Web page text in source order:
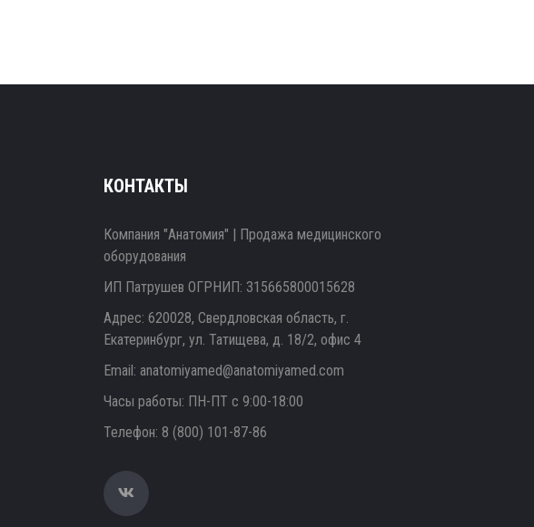
КОНТАКТЫ
Компания "Анатомия" | Продажа медицинского
оборудования
ИП Патрушев ОГРНИП: 315665800015628
Адрес: 620028, Свердловская область, г.
Екатеринбург, ул. Татищева, д. 18/2, офис 4
Email: anatomiyamed@anatomiyamed.com
Часы работы: ПН-ПТ с 9:00-18:00
Телефон: 8 (800) 101-87-86